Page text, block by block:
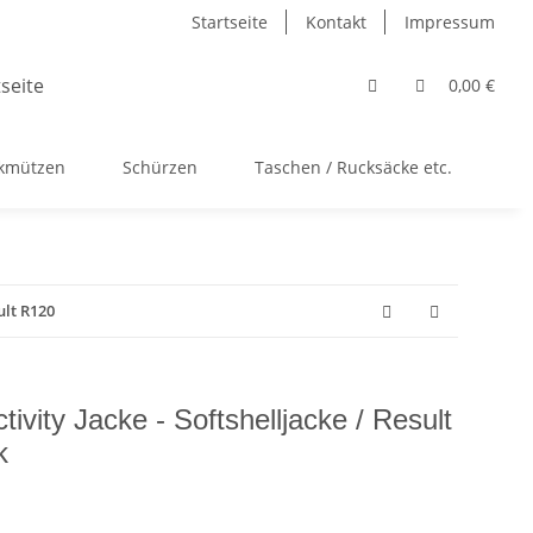
Startseite Kontakt Impressum
0,00 €
Schürzen Taschen / Rucksäcke etc.
R120
Jacke - Softshelljacke / Result